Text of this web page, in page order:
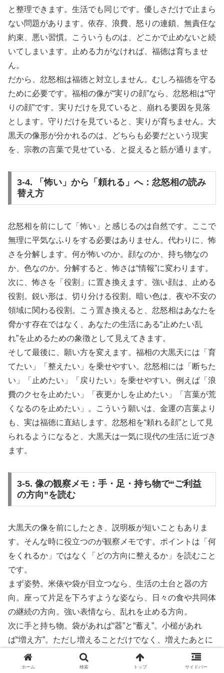
と整理できます。生活でも同じです。優しさだけで止まら
ない問題があります。依存、浪費、怒りの連鎖、無責任な
約束、悪い習慣。こういうものは、どこかで止めないと続
いてしまいます。止める力がなければ、福徳は育ちませ
ん。
だから、忿怒相は福徳と対立しません。むしろ福徳を守る
ために必要です。福相の像が“実りの顔”なら、忿怒相は“守
りの顔”です。実りだけを見ていると、崩れる要因を見落
とします。守りだけを見ていると、実りが育ちません。大
黒天の像形が分かれるのは、どちらも必要だという現実
を、宗教の言葉で見せている、と捉えると筋が通ります。
3-4. 「怖い」から「頼れる」へ：忿怒相の読み
替え方
忿怒相を前にして「怖い」と感じるのは自然です。ここで
無理に平気なふりをする必要はありません。代わりに、怖
さを分解します。何が怖いのか。顔なのか、持ち物なの
か、色なのか。分解すると、怖さは“情報”に変わります。
次に、怖さを「役割」に置き換えます。強い顔は、止める
役割。鋭い形は、切り分ける役割。暗い色は、夜や不安の
領域に関わる役割。こう置き換えると、忿怒相はあなたを
脅かす存在ではなく、あなたの生活にある“止めたい乱
れ”を止めるための象徴として見えてきます。
そして最後に、願い方を変えます。福相の大黒天には「育
てたい」「整えたい」を乗せやすい。忿怒相には「断ちた
い」「止めたい」「戻りたい」を乗せやすい。例えば「浪
費のクセを止めたい」「夜更かしを止めたい」「言葉が荒
くなるのを止めたい」。こういう願いは、金運の言葉より
も、実は福徳に直結します。忿怒相を“頼れる顔”として見
られるようになると、大黒天は一気に現代の生活に近づき
ます。
3-5. 像の観察メモ：手・足・持ち物で“ご利益
の方向”を読む
大黒天の像を前にしたとき、説明板が短いこともありま
す。そんな時に役立つのが観察メモです。ポイントは「何
をくれるか」ではなく「どの方向に整えるか」を読むこと
です。
まず姿勢。米俵や袋が目立つなら、生活の土台と器の方
向。座って片足を下ろすような姿なら、日々の食や共同体
の継続の方向。強い表情なら、乱れを止める方向。
次に手と持ち物。袋があれば“器”と“蓄え”。小槌があれ
ば“増え方”。ただし増えることだけでなく、増えたあとに
残る形、乱れない形まで含めて考えます。鼠がいるな
ら“巡り”や“管理”の方向。
ホーム 検索 トップ サイドバー